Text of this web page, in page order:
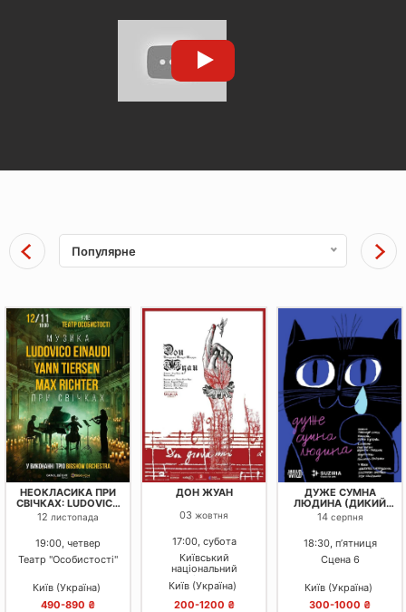
Популярне
НЕОКЛАСИКА ПРИ
СВІЧКАХ: LUDOVICO
EINAUDI, YANN
TIERSEN, MAX
12 листопада
19:00, четвер
Театр "Особистості"
Київ (Україна)
490-890 ₴
ДОН ЖУАН
03 жовтня
17:00, субота
Київський
національний
академічний театр
оперети
Київ (Україна)
200-1200 ₴
ДУЖЕ СУМНА
ЛЮДИНА (ДИКИЙ
ТЕАТР)
14 серпня
18:30, пʼятниця
Сцена 6
Київ (Україна)
300-1000 ₴